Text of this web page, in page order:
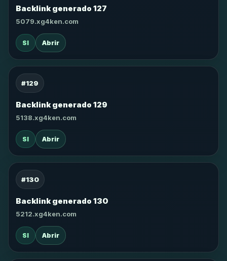
Backlink generado 127
5079.xg4ken.com
SI Abrir
#129
Backlink generado 129
5138.xg4ken.com
SI Abrir
#130
Backlink generado 130
5212.xg4ken.com
SI Abrir